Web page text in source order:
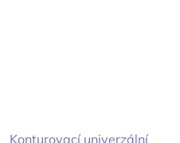
Konturovací univerzální